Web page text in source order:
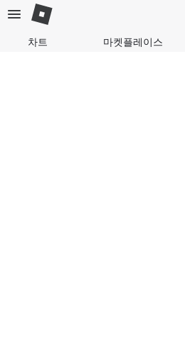
차트 마켓플레이스